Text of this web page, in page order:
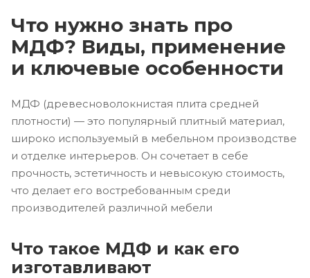
Что нужно знать про
МДФ? Виды, применение
и ключевые особенности
МДФ (древесноволокнистая плита средней
плотности) — это популярный плитный материал,
широко используемый в мебельном производстве
и отделке интерьеров. Он сочетает в себе
прочность, эстетичность и невысокую стоимость,
что делает его востребованным среди
производителей различной мебели
Что такое МДФ и как его
изготавливают